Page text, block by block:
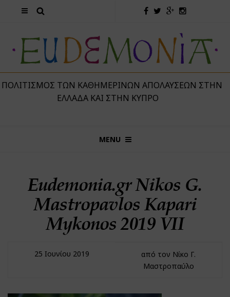
ΤΩΝ ΚΑΘΗΜΕΡΙΝΏΝ ΑΠΟΛΑΎΣΕΩΝ ΣΤΗΝ
ΕΛΛΆΔΑ ΚΑΙ ΣΤΗΝ ΚΎΠΡΟ
MENU
Eudemonia.gr Nikos G.
Mastropavlos Kapari
Mykonos 2019 VII
25 Ιουνίου 2019
από τον Νίκο Γ.
Μαστροπαύλο